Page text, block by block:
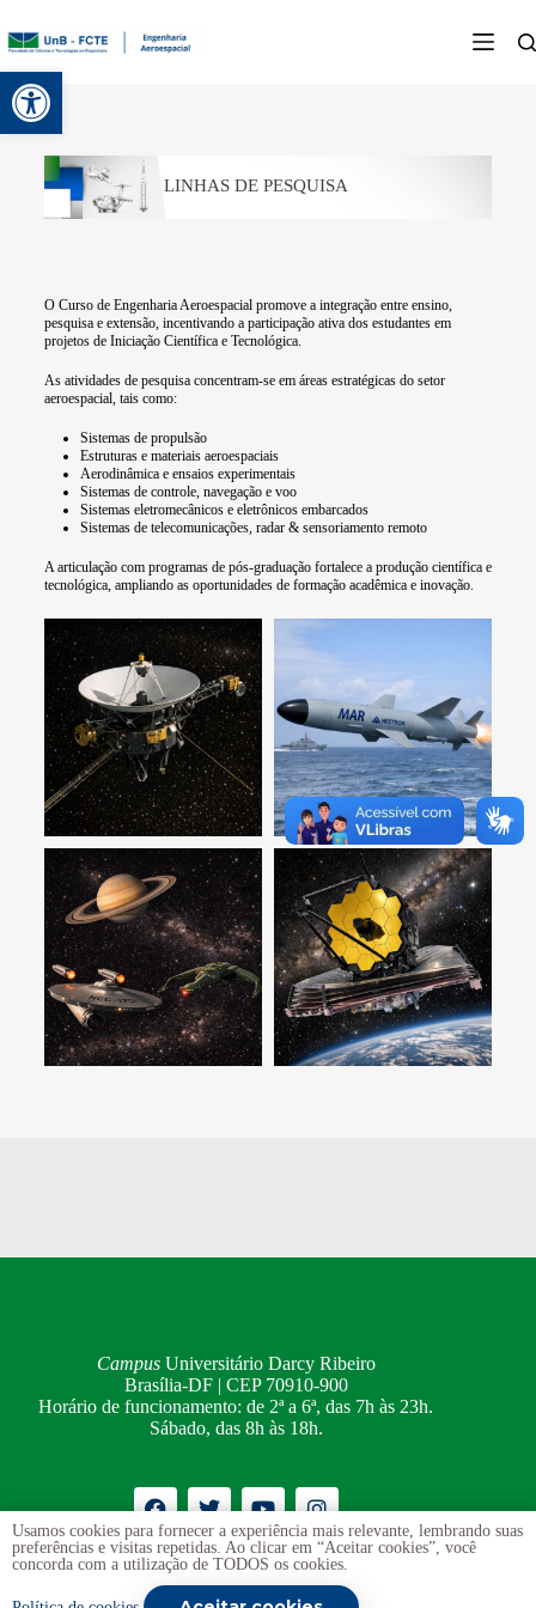
Abrir a barra de ferramentas
LINHAS DE PESQUISA
O Curso de Engenharia Aeroespacial promove a integração entre ensino,
pesquisa e extensão, incentivando a participação ativa dos estudantes em
projetos de Iniciação Científica e Tecnológica.
As atividades de pesquisa concentram-se em áreas estratégicas do setor
aeroespacial, tais como:
Sistemas de propulsão
Estruturas e materiais aeroespaciais
Aerodinâmica e ensaios experimentais
Sistemas de controle, navegação e voo
Sistemas eletromecânicos e eletrônicos embarcados
Sistemas de telecomunicações, radar & sensoriamento remoto
A articulação com programas de pós-graduação fortalece a produção científica e
tecnológica, ampliando as oportunidades de formação acadêmica e inovação.
CampusUniversitário Darcy Ribeiro
Brasília-DF | CEP 70910-900
Horário de funcionamento: de 2ª a 6ª, das 7h às 23h.
Sábado, das 8h às 18h.
OuvidoriaUnB
Usamos cookies para fornecer a experiência mais relevante, lembrando suas
preferências e visitas repetidas. Ao clicar em “Aceitar cookies”, você
concorda com a utilização de TODOS os cookies.